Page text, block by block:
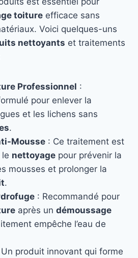
toiture efficace sans
Voici quelques-uns
nettoyants et traitements
Professionnel :
pour enlever la
et les lichens sans
.
Mousse : Ce traitement est
nettoyage pour prévenir la
mousses et prolonger la
.
: Recommandé pour
après un démoussage
empêche l’eau de
produit innovant qui forme